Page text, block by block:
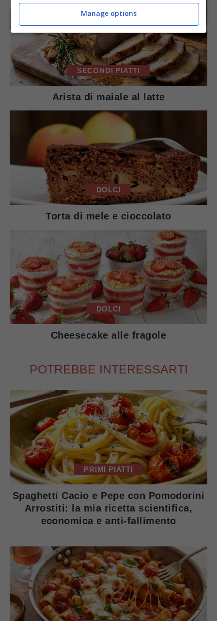
SECONDI PIATTI
Arista di maiale al latte
DOLCI
Torta di mele e cioccolato
DOLCI
Cheesecake alle fragole
POTREBBE INTERESSARTI
PRIMI PIATTI
Spaghetti Cacio e Pepe con Pomodorini
Arrostiti: la mia ricetta scientifica,
economica e anti-fallimento
Manage options